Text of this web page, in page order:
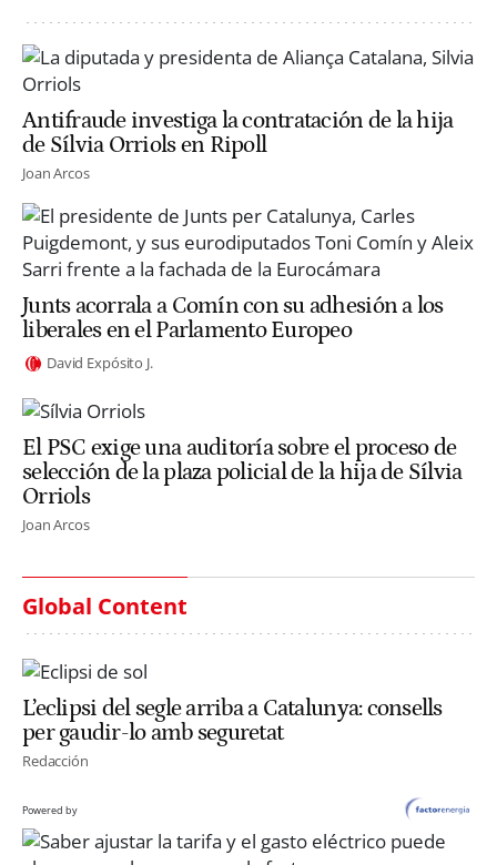
Antifraude investiga la contratación de la hija
de Sílvia Orriols en Ripoll
Joan Arcos
Junts acorrala a Comín con su adhesión a los
liberales en el Parlamento Europeo
David Expósito J.
El PSC exige una auditoría sobre el proceso de
selección de la plaza policial de la hija de Sílvia
Orriols
Joan Arcos
Global Content
L’eclipsi del segle arriba a Catalunya: consells
per gaudir-lo amb seguretat
Redacción
Powered by